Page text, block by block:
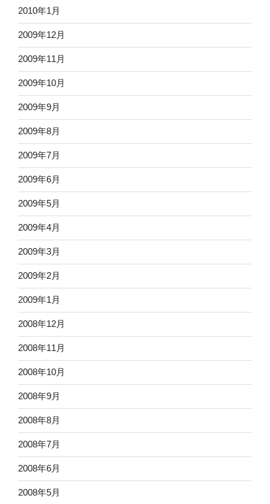
2010年1月
2009年12月
2009年11月
2009年10月
2009年9月
2009年8月
2009年7月
2009年6月
2009年5月
2009年4月
2009年3月
2009年2月
2009年1月
2008年12月
2008年11月
2008年10月
2008年9月
2008年8月
2008年7月
2008年6月
2008年5月